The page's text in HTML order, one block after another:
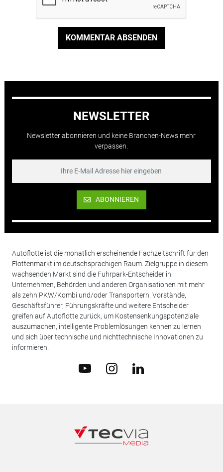
KOMMENTAR ABSENDEN
NEWSLETTER
Newsletter abonnieren und keine Branchen-News mehr
verpassen.
ABONNIEREN
Autoflotte ist die monatlich erscheinende Fachzeitschrift für den
Flottenmarkt im deutschsprachigen Raum. Zielgruppe in diesem
wachsenden Markt sind die Fuhrpark-Entscheider in
Unternehmen, Behörden und anderen Organisationen mit mehr
als zehn PKW/Kombi und/oder Transportern. Vorstände,
Geschäftsführer, Führungskräfte und weitere Entscheider
greifen auf Autoflotte zurück, um Kostensenkungspotenziale
auszumachen, intelligente Problemlösungen kennen zu lernen
und sich über technische und nichttechnische Innovationen zu
informieren.